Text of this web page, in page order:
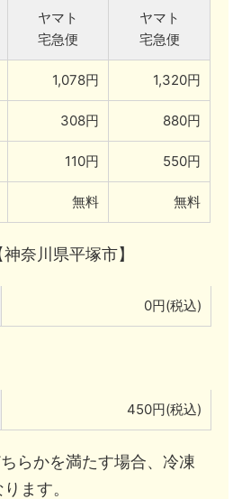
ヤマト
宅急便
ヤマト
宅急便
1,078円 1,320円
308円 880円
110円 550円
無料 無料
奈川県平塚市】
0円(税込)
450円(税込)
かを満たす場合、冷凍
ます。